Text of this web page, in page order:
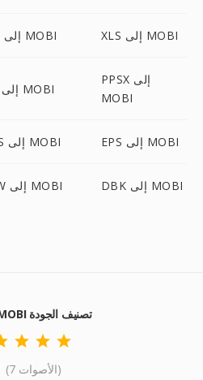
LRF إلى MOBI XLS إلى MOBI
GIF إلى MOBI
PPSX إلى
MOBI
WPS إلى MOBI EPS إلى MOBI
ABW إلى MOBI DBK إلى MOBI
AVIF إلى MOBI تصنيف الجودة
(7 الأصوات)